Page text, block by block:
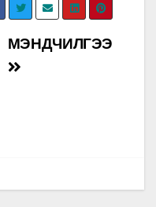
МЭНДЧИЛГЭЭ